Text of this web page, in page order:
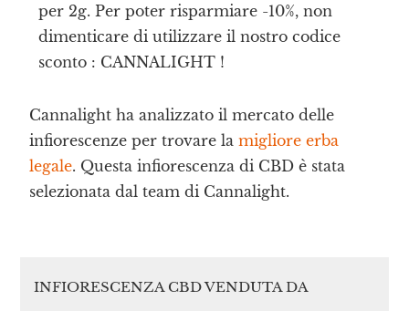
per 2g. Per poter risparmiare -10%, non
dimenticare di utilizzare il nostro codice
sconto : CANNALIGHT !
Cannalight ha analizzato il mercato delle
infiorescenze per trovare lamigliore erba
legale. Questa infiorescenza di CBD è stata
selezionata dal team di Cannalight.
INFIORESCENZA CBD VENDUTA DA